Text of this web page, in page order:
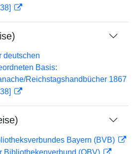
deutschen
Basis:
Reichstagshandbücher 1867
Bayern (BVB)
Bibliothekenverbund (OBV)